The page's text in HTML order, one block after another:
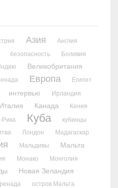
Азия Англия
безопасность
Боливия
Великобритания
Европа Египет
интервью
Ирландия
Италия Канада Кения
Рика Куба кубинцы
Лондон
Мадагаскар
Мальдивы Мальта
Монако Монголия
Новая Зеландия
остров Мальта